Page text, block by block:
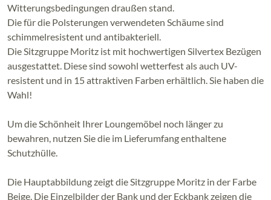
Witterungsbedingungen draußen stand.
Die für die Polsterungen verwendeten Schäume sind
schimmelresistent und antibakteriell.
Die Sitzgruppe Moritz ist mit hochwertigen Silvertex Bezügen
ausgestattet. Diese sind sowohl wetterfest als auch UV-
resistent und in 15 attraktiven Farben erhältlich. Sie haben die
Wahl!
Um die Schönheit Ihrer Loungemöbel noch länger zu
bewahren, nutzen Sie die im Lieferumfang enthaltene
Schutzhülle.
Die Hauptabbildung zeigt die Sitzgruppe Moritz in der Farbe
Beige. Die Einzelbilder der Bank und der Eckbank zeigen die